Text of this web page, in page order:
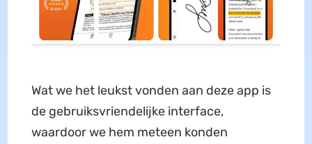
Wat we het leukst vonden aan deze app is
de gebruiksvriendelijke interface,
waardoor we hem meteen konden